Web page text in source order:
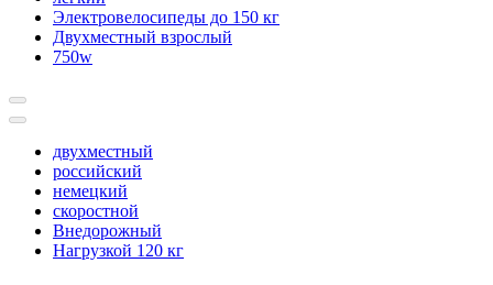
Электровелосипеды до 150 кг
Двухместный взрослый
750w
двухместный
российский
немецкий
скоростной
Внедорожный
Нагрузкой 120 кг